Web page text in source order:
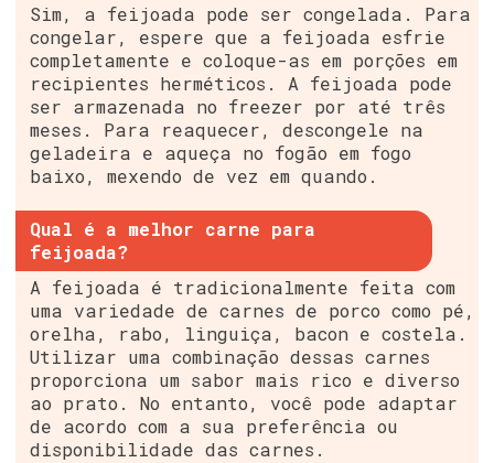
Sim, a feijoada pode ser congelada. Para
congelar, espere que a feijoada esfrie
completamente e coloque-as em porções em
recipientes herméticos. A feijoada pode
ser armazenada no freezer por até três
meses. Para reaquecer, descongele na
geladeira e aqueça no fogão em fogo
baixo, mexendo de vez em quando.
Qual é a melhor carne para
feijoada?
A feijoada é tradicionalmente feita com
uma variedade de carnes de porco como pé,
orelha, rabo, linguiça, bacon e costela.
Utilizar uma combinação dessas carnes
proporciona um sabor mais rico e diverso
ao prato. No entanto, você pode adaptar
de acordo com a sua preferência ou
disponibilidade das carnes.